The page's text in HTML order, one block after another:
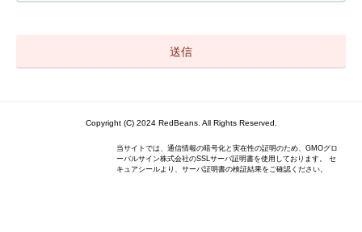
Copyright (C) 2024 RedBeans. All Rights Reserved.
当サイトでは、通信情報の暗号化と実在性の証明のため、GMOグロ
ーバルサイン株式会社のSSLサーバ証明書を使用しております。 セ
キュアシールより、サーバ証明書の検証結果をご確認ください。